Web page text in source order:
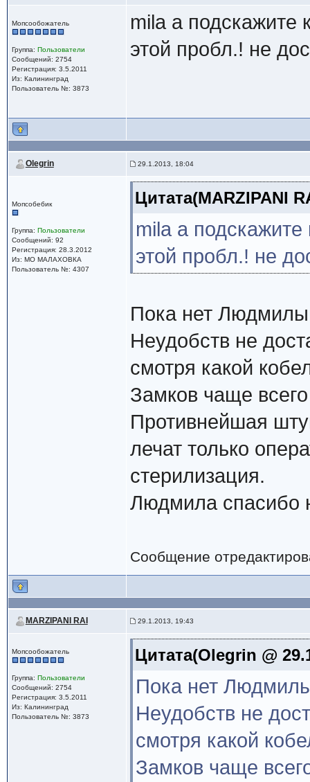
Мопсообожатель
Группа: Пользователи
Сообщений: 2754
Регистрация: 3.5.2011
Из: Калининград
Пользователь №: 3873
mila а подскажите
этой пробл.! не
Olegrin 29.1.2013, 18:04
Мопсобебик
Группа: Пользователи
Сообщений: 92
Регистрация: 28.3.2012
Из: МО МАЛАХОВКА
Пользователь №: 4307
Цитата(MARZIPANI
mila а подскажите
этой пробл.! не
Пока нет
Неудобств не
смотря какой
Замков чаще
Противнейшая
лечат только
стерилизация.
Людмила спасибо
Сообщение
MARZIPANI RAI 29.1.2013, 19:43
Мопсообожатель
Группа: Пользователи
Сообщений: 2754
Регистрация: 3.5.2011
Из: Калининград
Пользователь №: 3873
Цитата(Olegrin @
Пока нет
Неудобств не
смотря какой
Замков чаще